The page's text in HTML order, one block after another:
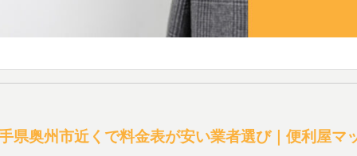
県奥州市近くで料金表が安い業者選び｜便利屋マ